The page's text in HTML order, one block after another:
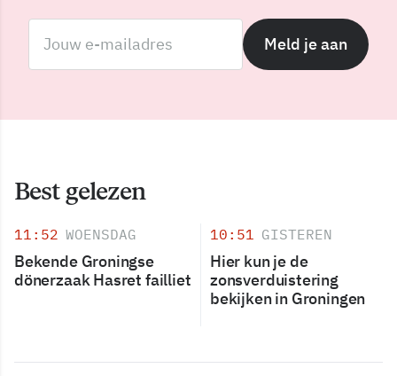
Meld je aan
Best gelezen
11:52 WOENSDAG
Bekende Groningse
dönerzaak Hasret failliet
10:51 GISTEREN
Hier kun je de
zonsverduistering
bekijken in Groningen